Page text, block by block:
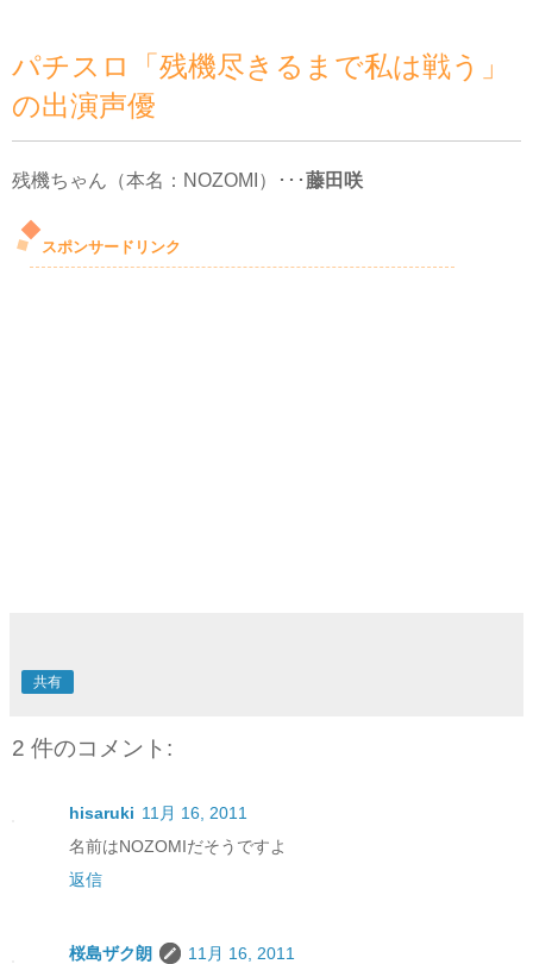
パチスロ「残機尽きるまで私は戦う」
の出演声優
残機ちゃん（本名：NOZOMI）･･･藤田咲
スポンサードリンク
共有
2 件のコメント:
hisaruki 11月 16, 2011
名前はNOZOMIだそうですよ
返信
桜島ザク朗
11月 16, 2011